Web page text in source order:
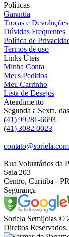
Políticas
Garantia
Trocas e Devoluções
Dúvidas Frequentes
Política de
Termos de uso
Links Úteis
Minha Conta
Meus Pedidos
Meu Carrinho
Lista de Desejos
Atendimento
Segunda a Sexta,
(41) 99281-6693
(41) 3082-0023
Rua Voluntários da
Sala 203
Centro, Curitiba -
Segurança
Soriela Semijoias ©
Direitos Reservados.